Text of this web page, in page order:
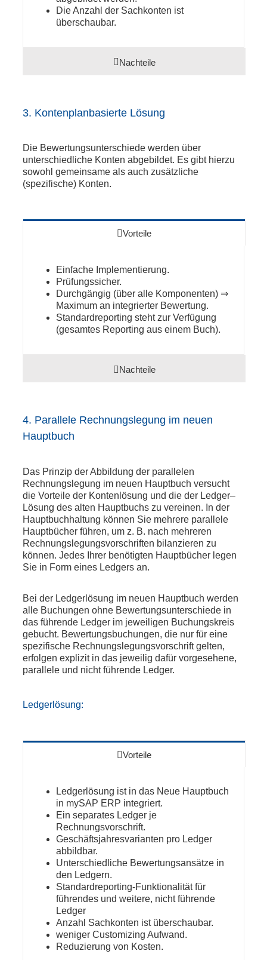
Die Anzahl der Sachkonten ist
überschaubar.
Nachteile
3. Kontenplanbasierte Lösung
Die Bewertungsunterschiede werden über
unterschiedliche Konten abgebildet. Es gibt hierzu
sowohl gemeinsame als auch zusätzliche
(spezifische) Konten.
Vorteile
Einfache Implementierung.
Prüfungssicher.
Durchgängig (über alle Komponenten) ⇒
Maximum an integrierter Bewertung.
Standardreporting steht zur Verfügung
(gesamtes Reporting aus einem Buch).
Nachteile
4. Parallele Rechnungslegung im neuen
Hauptbuch
Das Prinzip der Abbildung der parallelen
Rechnungslegung im neuen Hauptbuch versucht
die Vorteile der Kontenlösung und die der Ledger–
Lösung des alten Hauptbuchs zu vereinen. In der
Hauptbuchhaltung können Sie mehrere parallele
Hauptbücher führen, um z. B. nach mehreren
Rechnungslegungsvorschriften bilanzieren zu
können. Jedes Ihrer benötigten Hauptbücher legen
Sie in Form eines Ledgers an.
Bei der Ledgerlösung im neuen Hauptbuch werden
alle Buchungen ohne Bewertungsunterschiede in
das führende Ledger im jeweiligen Buchungskreis
gebucht. Bewertungsbuchungen, die nur für eine
spezifische Rechnungslegungsvorschrift gelten,
erfolgen explizit in das jeweilig dafür vorgesehene,
parallele und nicht führende Ledger.
Ledgerlösung:
Vorteile
Ledgerlösung ist in das Neue Hauptbuch
in mySAP ERP integriert.
Ein separates Ledger je
Rechnungsvorschrift.
Geschäftsjahresvarianten pro Ledger
abbildbar.
Unterschiedliche Bewertungsansätze in
den Ledgern.
Standardreporting-Funktionalität für
führendes und weitere, nicht führende
Ledger
Anzahl Sachkonten ist überschaubar.
weniger Customizing Aufwand.
Reduzierung von Kosten.